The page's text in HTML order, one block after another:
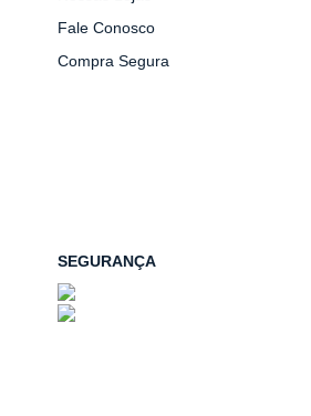
Fale Conosco
Compra Segura
SEGURANÇA